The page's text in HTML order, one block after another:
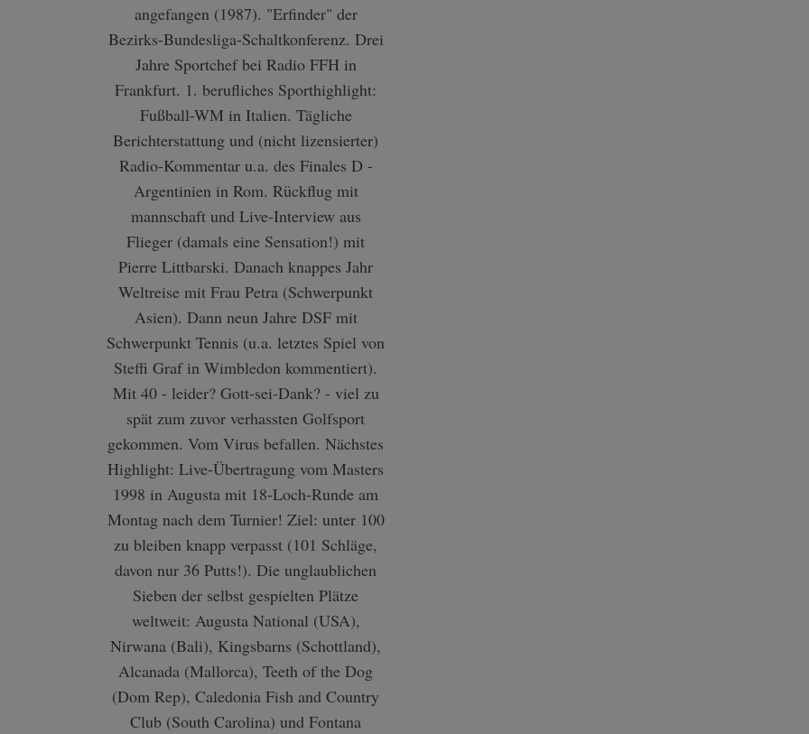
angefangen (1987). "Erfinder" der
Bezirks-Bundesliga-Schaltkonferenz. Drei
Jahre Sportchef bei Radio FFH in
Frankfurt. 1. berufliches Sporthighlight:
Fußball-WM in Italien. Tägliche
Berichterstattung und (nicht lizensierter)
Radio-Kommentar u.a. des Finales D -
Argentinien in Rom. Rückflug mit
mannschaft und Live-Interview aus
Flieger (damals eine Sensation!) mit
Pierre Littbarski. Danach knappes Jahr
Weltreise mit Frau Petra (Schwerpunkt
Asien). Dann neun Jahre DSF mit
Schwerpunkt Tennis (u.a. letztes Spiel von
Steffi Graf in Wimbledon kommentiert).
Mit 40 - leider? Gott-sei-Dank? - viel zu
spät zum zuvor verhassten Golfsport
gekommen. Vom Virus befallen. Nächstes
Highlight: Live-Übertragung vom Masters
1998 in Augusta mit 18-Loch-Runde am
Montag nach dem Turnier! Ziel: unter 100
zu bleiben knapp verpasst (101 Schläge,
davon nur 36 Putts!). Die unglaublichen
Sieben der selbst gespielten Plätze
weltweit: Augusta National (USA),
Nirwana (Bali), Kingsbarns (Schottland),
Alcanada (Mallorca), Teeth of the Dog
(Dom Rep), Caledonia Fish and Country
Club (South Carolina) und Fontana